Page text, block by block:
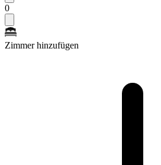
0
Zimmer hinzufügen